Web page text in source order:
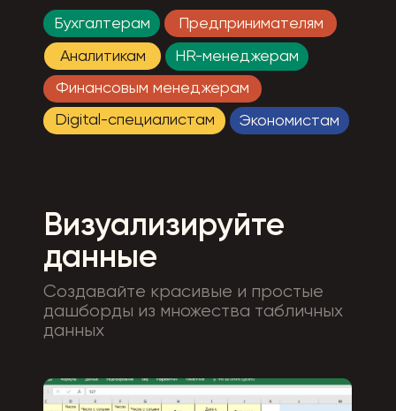
Бухгалтерам
Аналитикам
Предпринимателям
Экономистам
Финансовым менеджерам
Digital-специалистам
HR-менеджерам
Создавайте красивые и простые
дашборды из множества табличных
данных
Визуализируйте
данные